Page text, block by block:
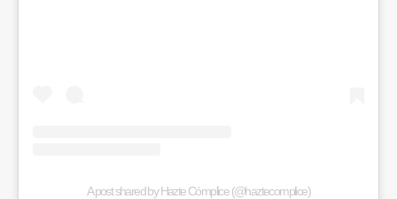
A post shared by Hazte Cómplice (@haztecomplice)